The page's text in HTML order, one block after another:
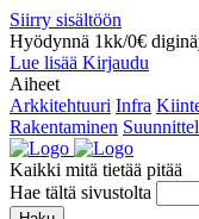
Siirry sisältöön
Hyödynnä 1kk/0€
Lue lisää Kirjaudu
Aiheet
Arkkitehtuuri Infra
Rakentaminen
Kaikki mitä tietää pitää
Hae tältä sivustolta